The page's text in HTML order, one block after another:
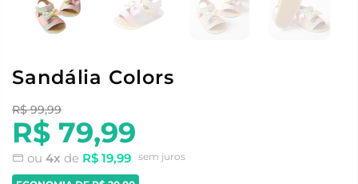
Sandália Colors
R$ 99,99
R$ 79,99
ou 4x de R$ 19,99 sem juros